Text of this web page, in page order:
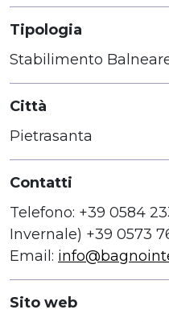
Tipologia
Stabilimento
Città
Pietrasanta
Contatti
Telefono: +39 0584
Invernale) +39 0573
Email:
Sito web